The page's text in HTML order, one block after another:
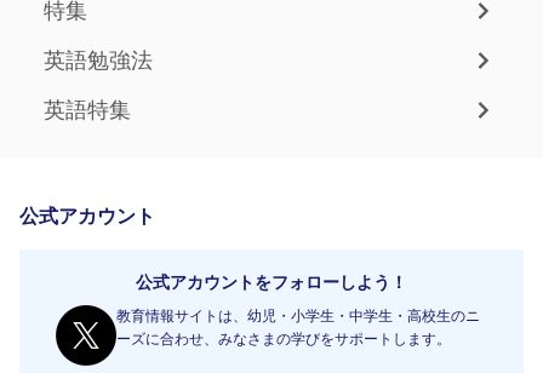
特集
英語勉強法
英語特集
公式アカウント
公式アカウントをフォローしよう！
教育情報サイトは、幼児・小学生・中学生・高校生のニ
ーズに合わせ、みなさまの学びをサポートします。